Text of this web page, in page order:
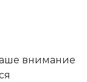
внимание